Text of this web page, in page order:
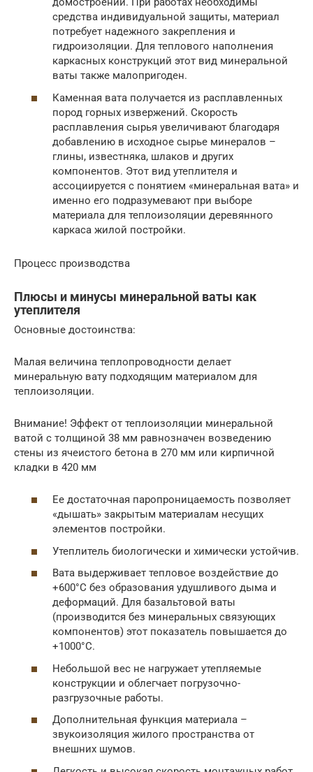
средства индивидуальной защиты, материал
потребует надежного закрепления и
гидроизоляции. Для теплового наполнения
каркасных конструкций этот вид минеральной
ваты также малопригоден.
Каменная вата получается из расплавленных
пород горных извержений. Скорость
расплавления сырья увеличивают благодаря
добавлению в исходное сырье минералов –
глины, известняка, шлаков и других
компонентов. Этот вид утеплителя и
ассоциируется с понятием «минеральная вата» и
именно его подразумевают при выборе
материала для теплоизоляции деревянного
каркаса жилой постройки.
Процесс производства
Плюсы и минусы минеральной ваты как
утеплителя
Основные достоинства:
Малая величина теплопроводности делает
минеральную вату подходящим материалом для
теплоизоляции.
Внимание! Эффект от теплоизоляции минеральной
ватой с толщиной 38 мм равнозначен возведению
стены из ячеистого бетона в 270 мм или кирпичной
кладки в 420 мм
Ее достаточная паропроницаемость позволяет
«дышать» закрытым материалам несущих
элементов постройки.
Утеплитель биологически и химически устойчив.
Вата выдерживает тепловое воздействие до
+600°С без образования удушливого дыма и
деформаций. Для базальтовой ваты
(производится без минеральных связующих
компонентов) этот показатель повышается до
+1000°С.
Небольшой вес не нагружает утепляемые
конструкции и облегчает погрузочно-
разгрузочные работы.
Дополнительная функция материала –
звукоизоляция жилого пространства от
внешних шумов.